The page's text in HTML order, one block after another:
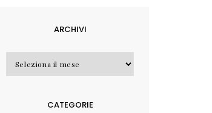
ARCHIVI
Archivi
CATEGORIE